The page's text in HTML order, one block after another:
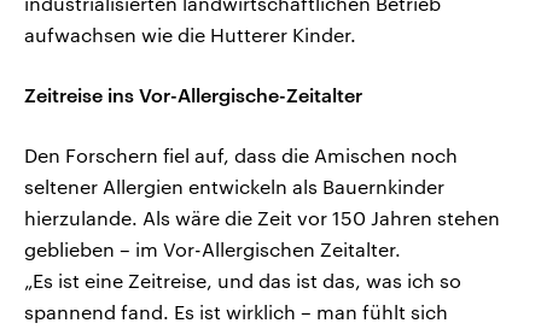
aufwachsen wie die Hutterer Kinder.
Zeitreise ins Vor-Allergische-Zeitalter
Den Forschern fiel auf, dass die Amischen noch
seltener Allergien entwickeln als Bauernkinder
hierzulande. Als wäre die Zeit vor 150 Jahren stehen
geblieben – im Vor-Allergischen Zeitalter.
„Es ist eine Zeitreise, und das ist das, was ich so
spannend fand. Es ist wirklich – man fühlt sich